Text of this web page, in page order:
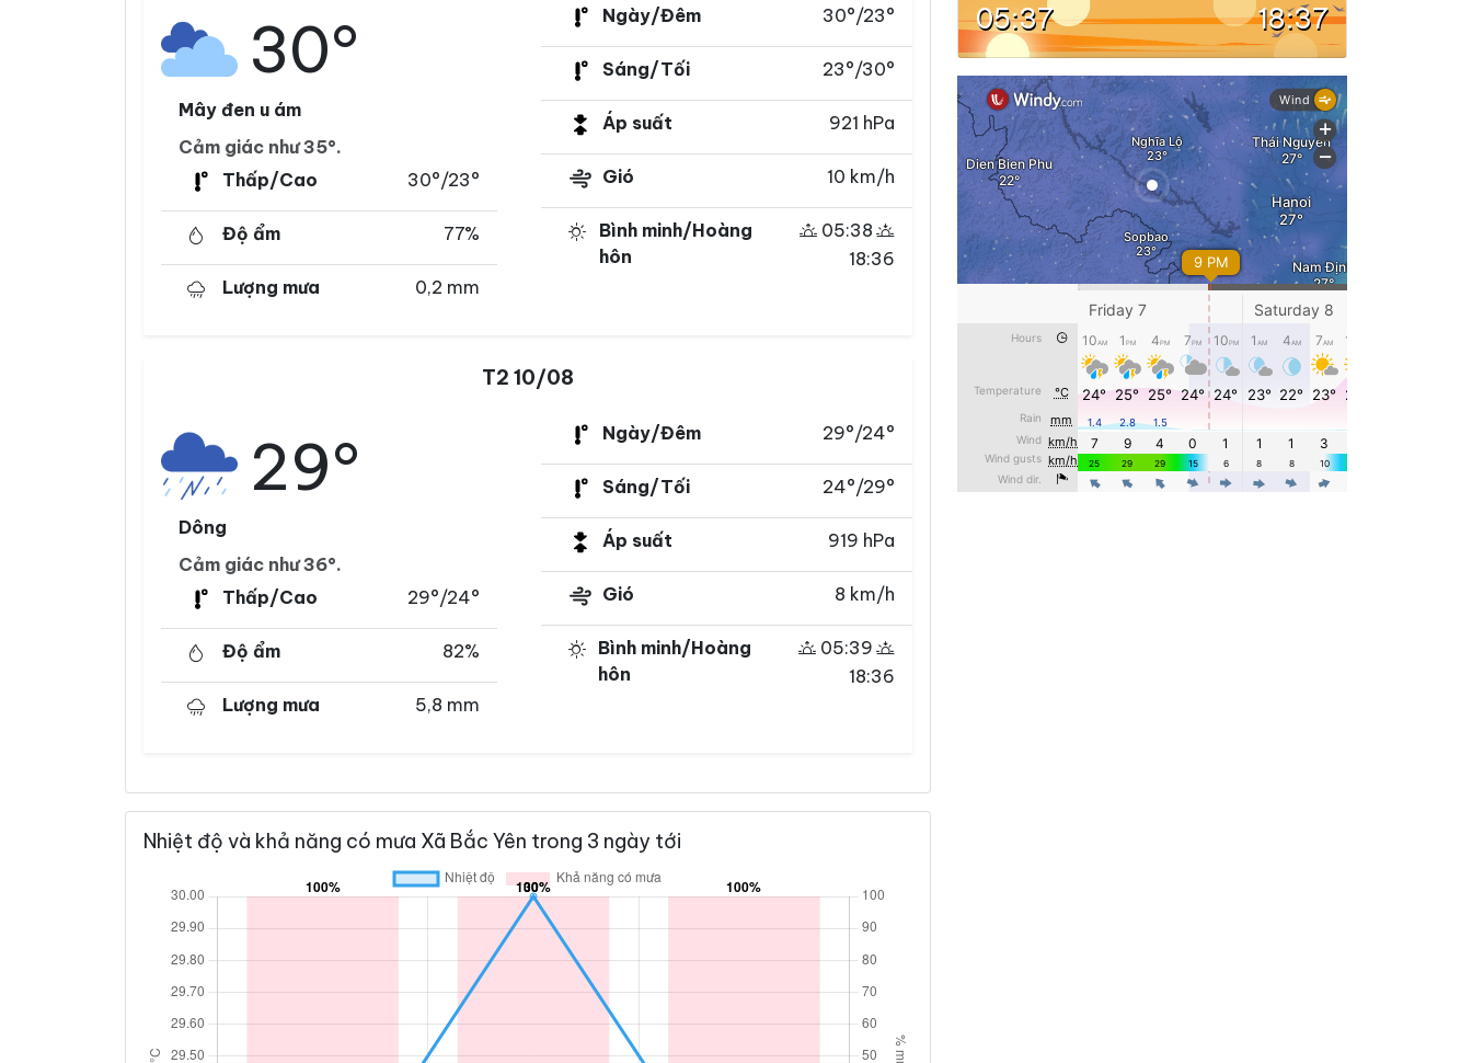
30°
Mây đen u ám
Cảm giác như 35°.
Thấp/Cao
30°/23°
Độ ẩm 77%
Lượng mưa 0,2 mm
Ngày/Đêm 30°/23°
Sáng/Tối 23°/30°
Áp suất 921 hPa
Gió 10 km/h
Bình minh/Hoàng
hôn
05:38
18:36
T2 10/08
29°
Dông
Cảm giác như 36°.
Thấp/Cao
29°/24°
Độ ẩm 82%
Lượng mưa 5,8 mm
Ngày/Đêm 29°/24°
Sáng/Tối 24°/29°
Áp suất 919 hPa
Gió 8 km/h
Bình minh/Hoàng
hôn
05:39
18:36
Nhiệt độ và khả năng có mưa Xã Bắc Yên trong 3 ngày tới
05:37 18:37